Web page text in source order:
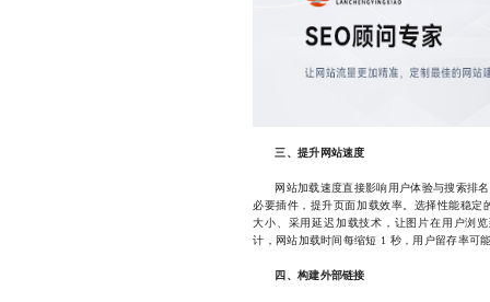
三、提升网站速度
网站加载速度直接影响用户体验与搜索排
必要插件，提升页面加载效率。选择性能稳
大小、采用延迟加载技术，让图片在用户浏
计，网站加载时间每缩短 1 秒，用户留存率可
四、构建外部链接